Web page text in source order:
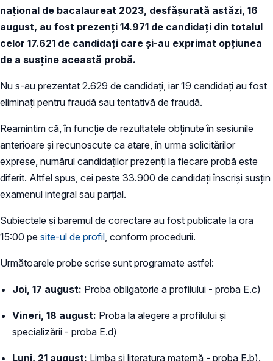
național de bacalaureat 2023, desfășurată astăzi, 16
august, au fost prezenți 14.971 de candidați din totalul
celor 17.621 de candidați care și-au exprimat opțiunea
de a susține această probă.
Nu s-au prezentat 2.629 de candidați, iar 19 candidați au fost
eliminați pentru fraudă sau tentativă de fraudă.
Reamintim că, în funcție de rezultatele obținute în sesiunile
anterioare și recunoscute ca atare, în urma solicitărilor
exprese, numărul candidaților prezenți la fiecare probă este
diferit. Altfel spus, cei peste 33.900 de candidați înscriși susțin
examenul integral sau parțial.
Subiectele și baremul de corectare au fost publicate la ora
15:00 pe site-ul de profil , conform procedurii.
Următoarele probe scrise sunt programate astfel:
Joi, 17 august: Proba obligatorie a profilului - proba E.c)
Vineri, 18 august: Proba la alegere a profilului și
specializării - proba E.d)
Luni, 21 august: Limba și literatura maternă - proba E.b).